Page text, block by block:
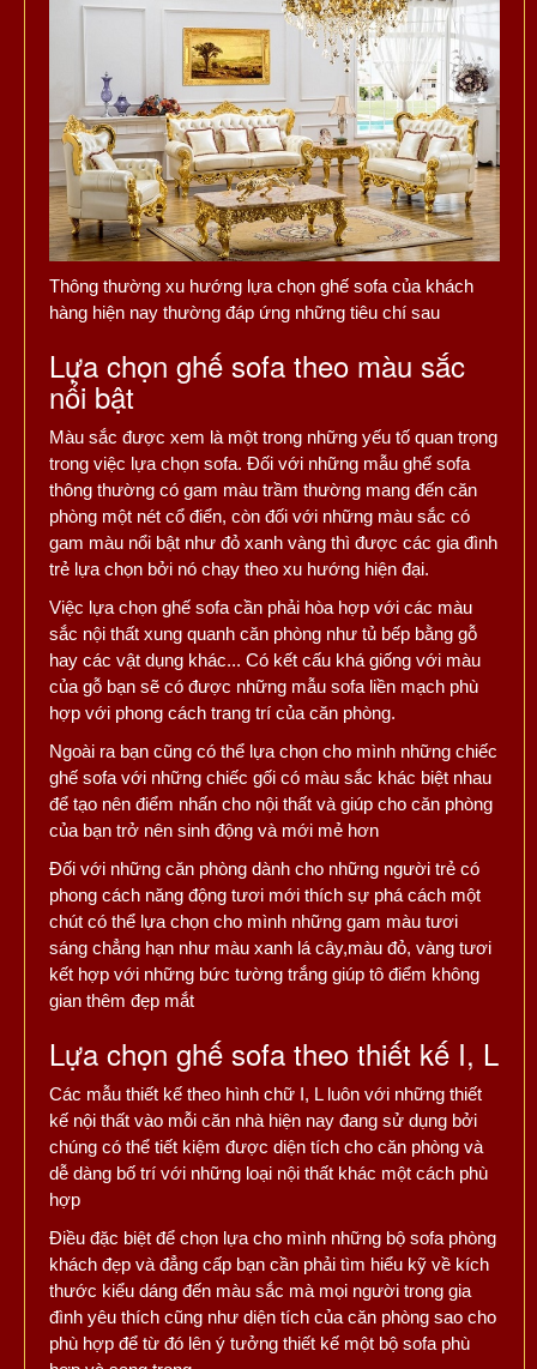
Thông thường xu hướng lựa chọn ghế sofa của khách
hàng hiện nay thường đáp ứng những tiêu chí sau
Lựa chọn ghế sofa theo màu sắc
nổi bật
Màu sắc được xem là một trong những yếu tố quan trọng
trong việc lựa chọn sofa. Đối với những mẫu ghế sofa
thông thường có gam màu trầm thường mang đến căn
phòng một nét cổ điển, còn đối với những màu sắc có
gam màu nổi bật như đỏ xanh vàng thì được các gia đình
trẻ lựa chọn bởi nó chạy theo xu hướng hiện đại.
Việc lựa chọn ghế sofa cần phải hòa hợp với các màu
sắc nội thất xung quanh căn phòng như tủ bếp bằng gỗ
hay các vật dụng khác... Có kết cấu khá giống với màu
của gỗ bạn sẽ có được những mẫu sofa liền mạch phù
hợp với phong cách trang trí của căn phòng.
Ngoài ra bạn cũng có thể lựa chọn cho mình những chiếc
ghế sofa với những chiếc gối có màu sắc khác biệt nhau
để tạo nên điểm nhấn cho nội thất và giúp cho căn phòng
của bạn trở nên sinh động và mới mẻ hơn
Đối với những căn phòng dành cho những người trẻ có
phong cách năng động tươi mới thích sự phá cách một
chút có thể lựa chọn cho mình những gam màu tươi
sáng chẳng hạn như màu xanh lá cây,màu đỏ, vàng tươi
kết hợp với những bức tường trắng giúp tô điểm không
gian thêm đẹp mắt
Lựa chọn ghế sofa theo thiết kế I, L
Các mẫu thiết kế theo hình chữ I, L luôn với những thiết
kế nội thất vào mỗi căn nhà hiện nay đang sử dụng bởi
chúng có thể tiết kiệm được diện tích cho căn phòng và
dễ dàng bố trí với những loại nội thất khác một cách phù
hợp
Điều đặc biệt để chọn lựa cho mình những bộ sofa phòng
khách đẹp và đẳng cấp bạn cần phải tìm hiểu kỹ về kích
thước kiểu dáng đến màu sắc mà mọi người trong gia
đình yêu thích cũng như diện tích của căn phòng sao cho
phù hợp để từ đó lên ý tưởng thiết kế một bộ sofa phù